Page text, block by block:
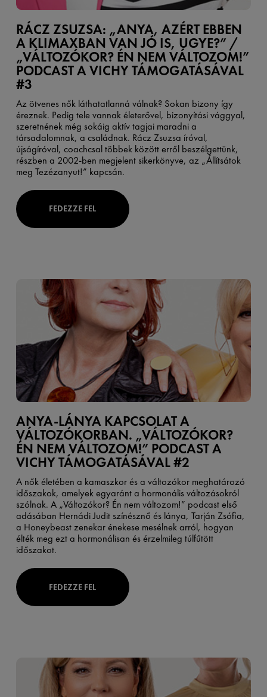
RÁCZ ZSUZSA: „ANYA, AZÉRT EBBEN
A KLIMAXBAN VAN JÓ IS, UGYE?” /
„VÁLTOZÓKOR? ÉN NEM VÁLTOZOM!”
PODCAST A VICHY TÁMOGATÁSÁVAL
#3
Az ötvenes nők láthatatlanná válnak? Sokan bizony így
éreznek. Pedig tele vannak életerővel, bizonyítási vággyal,
szeretnének még sokáig aktív tagjai maradni a
társadalomnak, a családnak. Rácz Zsuzsa íróval,
újságíróval, coachcsal többek között erről beszélgettünk,
részben a 2002-ben megjelent sikerkönyve, az „Állítsátok
meg Tezézanyut!” kapcsán.
FEDEZZE FEL
ANYA-LÁNYA KAPCSOLAT A
VÁLTOZÓKORBAN. „VÁLTOZÓKOR?
ÉN NEM VÁLTOZOM!” PODCAST A
VICHY TÁMOGATÁSÁVAL #2
A nők életében a kamaszkor és a változókor meghatározó
időszakok, amelyek egyaránt a hormonális változásokról
szólnak. A „Változókor? Én nem változom!” podcast első
adásában Hernádi Judit színésznő és lánya, Tarján Zsófia,
a Honeybeast zenekar énekese mesélnek arról, hogyan
élték meg ezt a hormonálisan és érzelmileg túlfűtött
időszakot.
FEDEZZE FEL